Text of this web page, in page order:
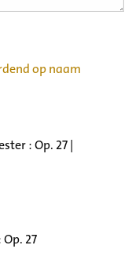
op naam
: Op. 27 |
27